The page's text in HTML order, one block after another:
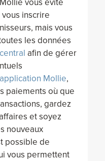
vous évite
inscrire
mais vous
les données
afin de gérer
Mollie,
paiements où que
gardez
et soyez
nouveaux
possible de
vous permettent